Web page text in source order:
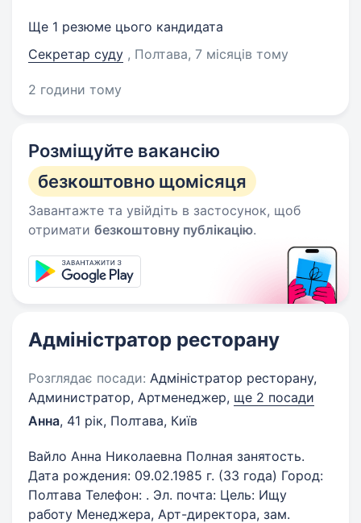
Ще 1 резюме цього кандидата
Секретар суду , Полтава, 7 місяців тому
2 години тому
Розміщуйте вакансію
безкоштовно щомісяця
Завантажте та увійдіть в застосунок, щоб
отримати безкоштовну публікацію.
Адміністратор ресторану
Розглядає посади: Адміністратор ресторану,
Администратор, Артменеджер, ще 2 посади
Анна, 41 рік, Полтава, Київ
Вайло Анна Николаевна Полная занятость.
Дата рождения: 09.02.1985 г. (33 года) Город:
Полтава Телефон: . Эл. почта: Цель: Ищу
работу Менеджера, Арт-директора, зам.